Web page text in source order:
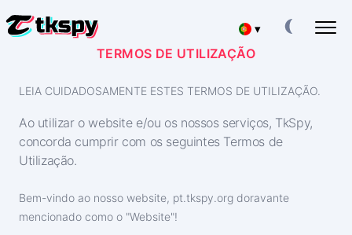
▾
中文
日本
Ler a correspondência de outras pessoas
RESTAURAR O TIKTOK
Recuperar Chat Apagado Online
SEGUIR A LOCALIZAÇÃO NO TIKTOK
SEGUIR O TIKTOK
Aplicação de rastreio
TERMOS DE UTILIZAÇÃO
LEIA CUIDADOSAMENTE ESTES TERMOS DE UTILIZAÇÃO.
Ao utilizar o website e/ou os nossos serviços, TkSpy,
concorda cumprir com os seguintes Termos de
Utilização.
Bem-vindo ao nosso website, pt.tkspy.org doravante
mencionado como o "Website"!